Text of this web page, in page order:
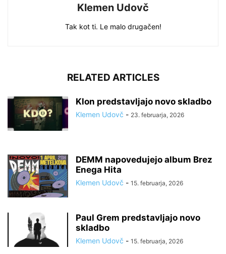
Klemen Udovč
Tak kot ti. Le malo drugačen!
RELATED ARTICLES
Klon predstavljajo novo skladbo
Klemen Udovč - 23. februarja, 2026
DEMM napovedujejo album Brez
Enega Hita
Klemen Udovč - 15. februarja, 2026
Paul Grem predstavljajo novo
skladbo
Klemen Udovč - 15. februarja, 2026